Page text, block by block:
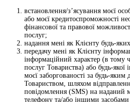
встановлення/з’ясування моєї
або моєї кредитоспроможності
фінансової та правової
послуг;
надання мені як Клієнту будь-
передачу мені як Клієнту
інформаційний характер (в тому
послуг Товариства) або будь-якої
моєї заборгованості за будь-
Товариством, шляхом
повідомлення (SMS) на наданий
телефону та/або іншими